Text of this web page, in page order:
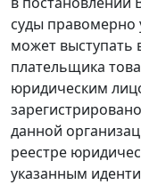
суды
может выступать
плательщика
юридическим
данной
реестре
указанным